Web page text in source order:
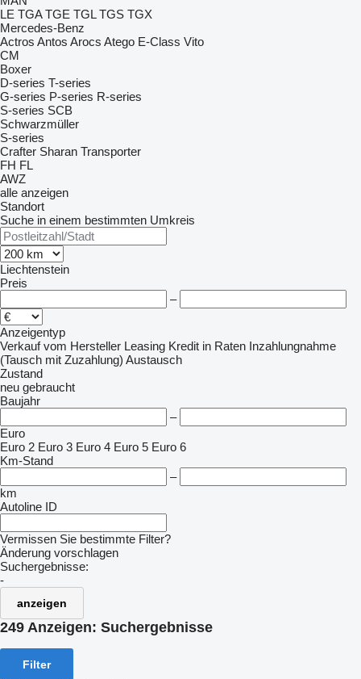
LE TGA TGE TGL TGS TGX
Mercedes-Benz
Actros Antos Arocs Atego E-Class Vito
CM
Boxer
D-series T-series
G-series P-series R-series
S-series SCB
Schwarzmüller
S-series
Crafter Sharan Transporter
FH FL
AWZ
alle anzeigen
Standort
Suche in einem bestimmten Umkreis
Liechtenstein
Preis
–
Anzeigentyp
Verkauf vom Hersteller Leasing Kredit in Raten Inzahlungnahme
(Tausch mit Zuzahlung) Austausch
Zustand
neu gebraucht
Baujahr
–
Euro
Euro 2 Euro 3 Euro 4 Euro 5 Euro 6
Km-Stand
–
km
Autoline ID
Vermissen Sie bestimmte Filter?
Änderung vorschlagen
Suchergebnisse:
-
anzeigen
249 Anzeigen: Suchergebnisse
Filter